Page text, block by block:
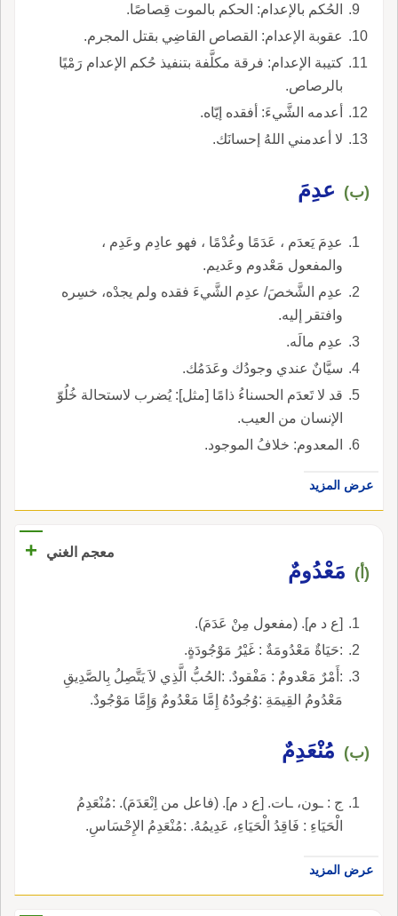
الحُكم بالإعدام: الحكم بالموت قِصاصًا.
عقوبة الإعدام: القصاص القاضِي بقتل المجرم.
كتيبة الإعدام: فرقة مكلَّفة بتنفيذ حُكم الإعدام رَمْيًا
بالرصاص.
أعدمه الشَّيءَ: أفقده إيّاه.
لا أعدمني اللهُ إحسانَك.
(ب) عدِمَ
عدِمَ يَعدَم ، عَدَمًا وعُدْمًا ، فهو عادِم وعَدِم ،
والمفعول مَعْدوم وعَديم.
عدِم الشَّخصَ/ عدِم الشَّيءَ فقده ولم يجدْه، خسِره
وافتقر إليه.
عدِم مالَه.
سيَّانٌ عندي وجودُك وعَدَمُك.
قد لا تَعدَم الحسناءُ ذامًا [مثل]: يُضرب لاستحالة خُلُوّ
الإنسان من العيب.
المعدوم: خلافُ الموجود.
عرض المزيد
معجم الغني +
(أ) مَعْدُومٌ
[ع د م]. (مفعول مِنْ عَدَمَ).
:حَيَاةٌ مَعْدُومَةٌ : غَيْرُ مَوْجُودَةٍ.
:أَمْرٌ مَعْدومٌ : مَفْقودٌ. :الحُبُّ الَّذِي لاَ يَتَّصِلُ بِالصَّدِيقِ
مَعْدُومُ القِيمَةِ :وُجُودُهُ إِمَّا مَعْدُومٌ وَإِمَّا مَوْجُودٌ.
(ب) مُنْعَدِمٌ
ج : ـون، ـات. [ع د م]. (فاعل من اِنْعَدَمَ). :مُنْعَدِمُ
الْحَيَاءِ : فَاقِدُ الْحَيَاءِ، عَدِيمُهُ. :مُنْعَدِمُ الإِحْسَاسِ.
عرض المزيد